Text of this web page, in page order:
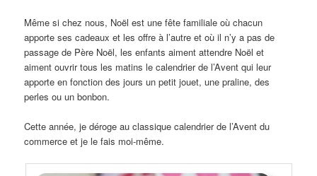
Même si chez nous, Noël est une fête familiale où chacun
apporte ses cadeaux et les offre à l’autre et où il n’y a pas de
passage de Père Noël, les enfants aiment attendre Noël et
aiment ouvrir tous les matins le calendrier de l’Avent qui leur
apporte en fonction des jours un petit jouet, une praline, des
perles ou un bonbon.
Cette année, je déroge au classique calendrier de l’Avent du
commerce et je le fais moi-même.